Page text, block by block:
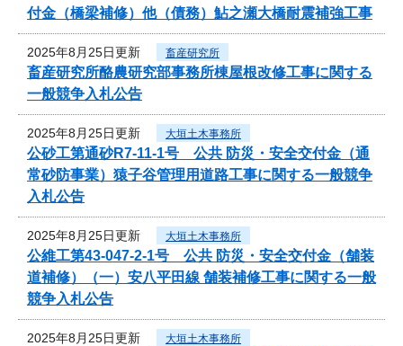
付金（橋梁補修）他（債務）鮎之瀬大橋耐震補強工事
2025年8月25日更新 畜産研究所
畜産研究所酪農研究部事務所棟屋根改修工事に関する
一般競争入札公告
2025年8月25日更新 大垣土木事務所
公砂工第通砂R7-11-1号 公共 防災・安全交付金（通
常砂防事業）猿子谷管理用道路工事に関する一般競争
入札公告
2025年8月25日更新 大垣土木事務所
公維工第43-047-2-1号 公共 防災・安全交付金（舗装
道補修）（一）安八平田線 舗装補修工事に関する一般
競争入札公告
2025年8月25日更新 大垣土木事務所